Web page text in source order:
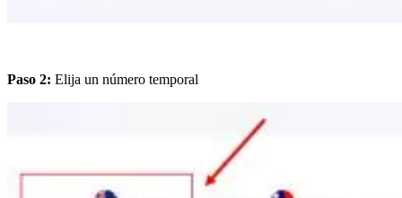
Paso 2: Elija un número temporal